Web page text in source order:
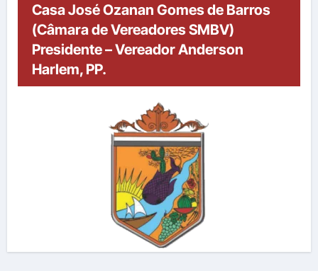
Casa José Ozanan Gomes de Barros
(Câmara de Vereadores SMBV)
Presidente – Vereador Anderson
Harlem, PP.